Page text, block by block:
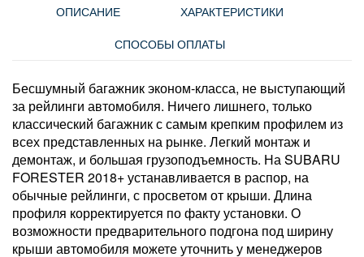
ОПИСАНИЕ
ХАРАКТЕРИСТИКИ
СПОСОБЫ ОПЛАТЫ
Бесшумный багажник эконом-класса, не выступающий
за рейлинги автомобиля. Ничего лишнего, только
классический багажник с самым крепким профилем из
всех представленных на рынке. Легкий монтаж и
демонтаж, и большая грузоподъемность. На SUBARU
FORESTER 2018+ устанавливается в распор, на
обычные рейлинги, с просветом от крыши. Длина
профиля корректируется по факту установки. О
возможности предварительного подгона под ширину
крыши автомобиля можете уточнить у менеджеров